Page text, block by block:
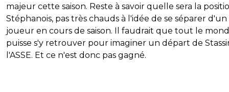
majeur cette saison. Reste à savoir quelle sera la
Stéphanois, pas très chauds à l'idée de se séparer
joueur en cours de saison. Il faudrait que tout le
puisse s'y retrouver pour imaginer un départ de
l'ASSE. Et ce n'est donc pas gagné.